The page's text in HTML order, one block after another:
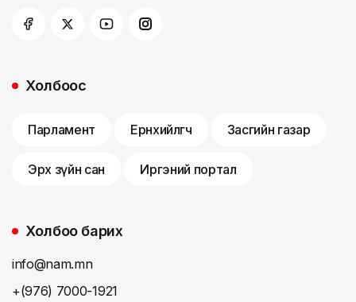
Холбоос
Парламент Ерөнхийлөгч Засгийн газар
Эрх зүйн сан Иргэний портал
Холбоо барих
info@nam.mn
+(976) 7000-1921